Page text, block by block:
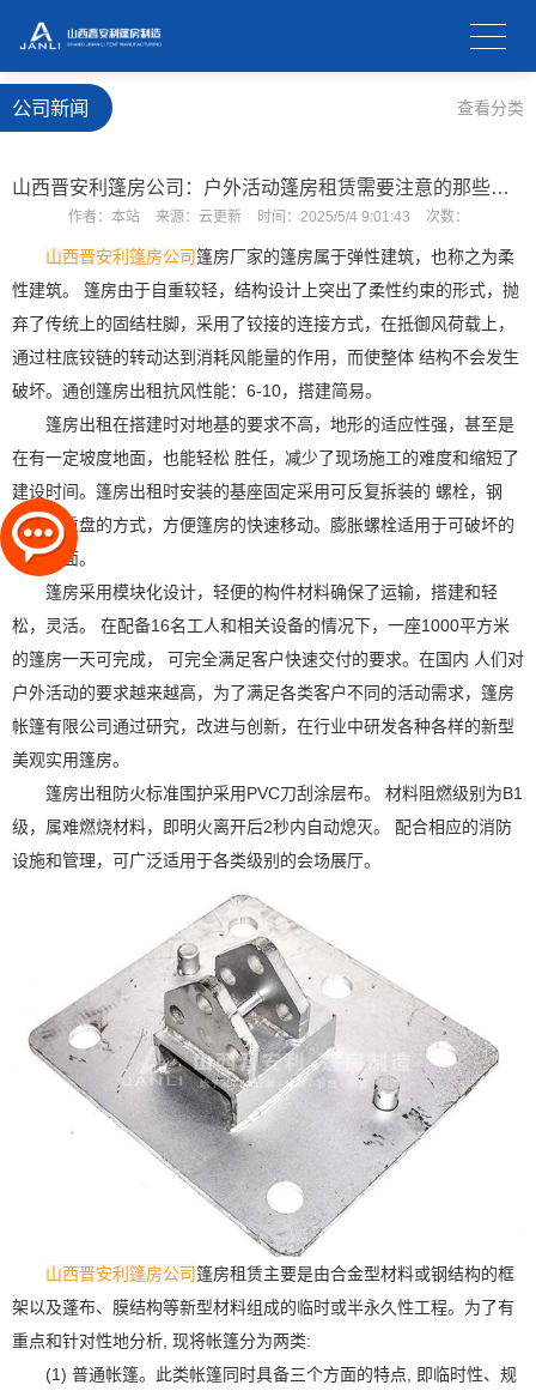
公司新闻 查看分类
山西晋安利篷房公司：户外活动篷房租赁需要注意的那些问题？
作者： 本站 来源： 云更新 时间： 2025/5/4 9:01:43 次数：
山西晋安利篷房公司篷房厂家的篷房属于弹性建筑，也称之为柔
性建筑。 篷房由于自重较轻，结构设计上突出了柔性约束的形式，抛
弃了传统上的固结柱脚，采用了铰接的连接方式，在抵御风荷载上，
通过柱底铰链的转动达到消耗风能量的作用，而使整体 结构不会发生
破坏。通创篷房出租抗风性能：6-10，搭建简易。
篷房出租在搭建时对地基的要求不高，地形的适应性强，甚至是
在有一定坡度地面，也能轻松 胜任，减少了现场施工的难度和缩短了
建设时间。篷房出租时安装的基座固定采用可反复拆装的 螺栓，钢
钎，承重盘的方式，方便篷房的快速移动。膨胀螺栓适用于可破坏的
水泥地面。
篷房采用模块化设计，轻便的构件材料确保了运输，搭建和轻
松，灵活。 在配备16名工人和相关设备的情况下，一座1000平方米
的篷房一天可完成， 可完全满足客户快速交付的要求。在国内 人们对
户外活动的要求越来越高，为了满足各类客户不同的活动需求，篷房
帐篷有限公司通过研究，改进与创新，在行业中研发各种各样的新型
美观实用篷房。
篷房出租防火标准围护采用PVC刀刮涂层布。 材料阻燃级别为B1
级，属难燃烧材料，即明火离开后2秒内自动熄灭。 配合相应的消防
设施和管理，可广泛适用于各类级别的会场展厅。
山西晋安利篷房公司篷房租赁主要是由合金型材料或钢结构的框
架以及蓬布、膜结构等新型材料组成的临时或半永久性工程。为了有
重点和针对性地分析, 现将帐篷分为两类:
(1) 普通帐篷。此类帐篷同时具备三个方面的特点, 即临时性、规